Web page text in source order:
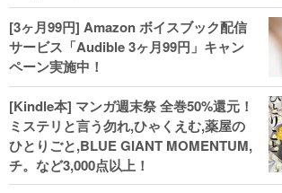
[3ヶ月99円] Amazon ボイスブック配信
サービス「Audible 3ヶ月99円」キャン
ペーン実施中！
[Kindle本] マンガ週末祭 全巻50%還元！
ミステリと言う勿れ,ひゃくえむ,薬屋の
ひとりごと,BLUE GIANT MOMENTUM,
チ。など3,000点以上！